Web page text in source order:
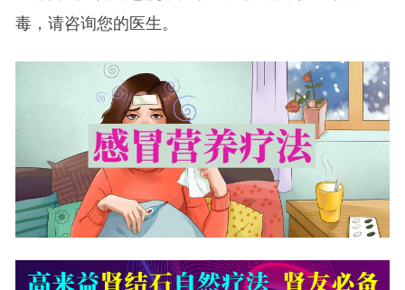
毒，请咨询您的医生。